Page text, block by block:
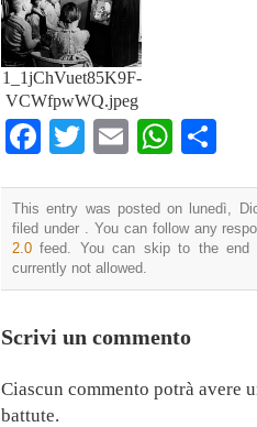
1_1jChVuet85K9F-
VCWfpwWQ.jpeg
Facebook
TwitterEmail
This entry was posted on lunedì,
filed under . You can follow any
2.0 feed. You can skip to the end
currently not allowed.
Scrivi un commento
Ciascun commento potrà avere
battute.